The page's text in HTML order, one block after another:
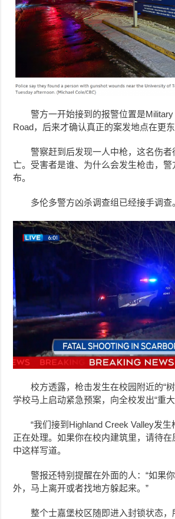
警方一开始接到的报警位置是Military
Road，后来才确认真正的案发地点在更东
警察赶到后发现一人中枪，这名伤者
亡。受害者是谁、为什么会发生枪击，
布。
多伦多警方凶杀调查组已经接手调查
校方透露，枪击发生在校园附近的“树
学校马上启动紧急预案，向全校发出“重大
“我们接到Highland Creek Valley发
正在处理。如果你在校内建筑里，请待在
中这样写道。
警报还特别提醒在外面的人：“如果
外，马上离开或者找地方躲起来。”
整个士嘉堡校区随即进入封锁状态